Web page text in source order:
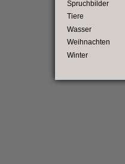
Spruchbilder
Tiere
Wasser
Weihnachten
Winter